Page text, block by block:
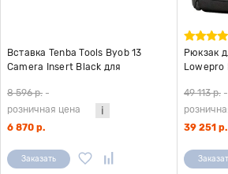
Вставка Tenba Tools Byob 13
Camera Insert Black для
8 596 р. -
розничная цена
6 870 р.
Заказать
Рюкзак
Lowepro
49 113 р. -
39 251 р.